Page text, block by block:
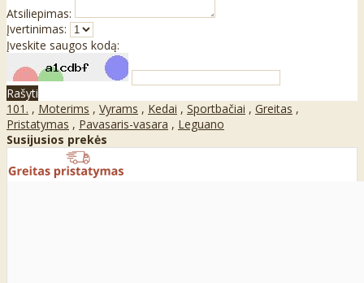
Atsiliepimas:
Įvertinimas:
Įveskite saugos kodą:
Rašyti
101. , Moterims , Vyrams , Kedai , Sportbačiai , Greitas ,
Pristatymas , Pavasaris-vasara , Leguano
Susijusios prekės